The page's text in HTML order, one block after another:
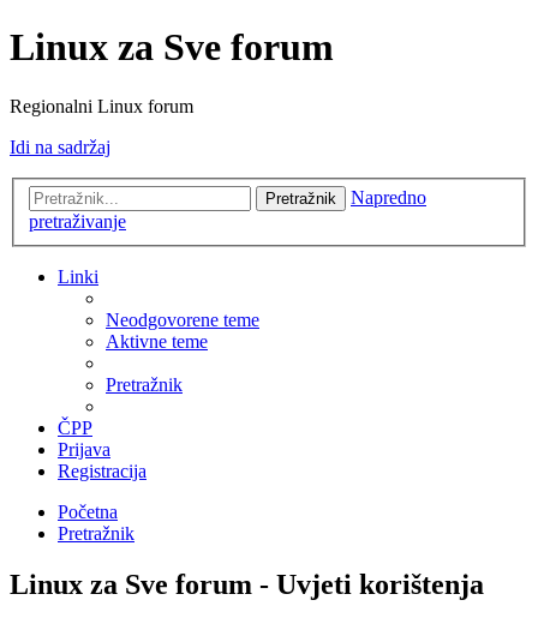
Linux za Sve forum
Regionalni Linux forum
Idi na sadržaj
Pretražnik
Napredno
pretraživanje
Linki
Neodgovorene teme
Aktivne teme
Pretražnik
ČPP
Prijava
Registracija
Početna
Pretražnik
Linux za Sve forum - Uvjeti korištenja